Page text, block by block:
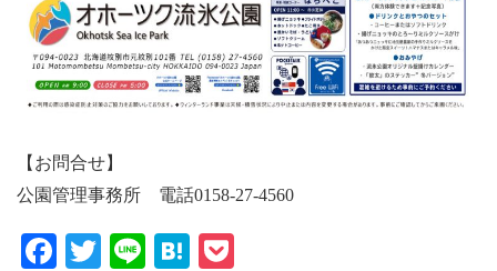
【お問合せ】
公園管理事務所 電話0158-27-4560
Facebook
Twitter
LineHatena